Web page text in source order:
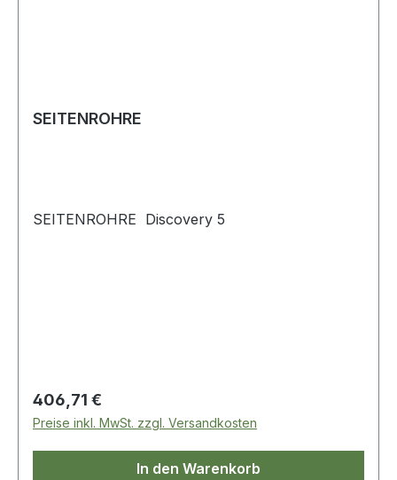
SEITENROHRE
SEITENROHRE Discovery 5
Regulärer Preis:
406,71 €
Preise inkl. MwSt. zzgl. Versandkosten
In den Warenkorb